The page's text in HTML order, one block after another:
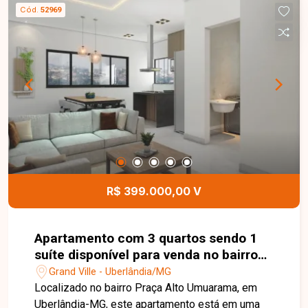
banheiro social, cozinha funcional e área de
serviço. Os ambientes são bem planejados e
proporcionam excelente aproveitamento dos
espaços, oferecendo conforto e praticidade para
o dia a dia. Esta é uma excelente oportunidade
para quem busca um apartamento moderno,
funcional e bem localizado no bairro Grand Ville.
Agende uma visita e venha conhecer todos os
detalhes deste imóvel.
Cód. 52969
R$ 399.000,00 V
Apartamento com 3 quartos sendo 1
suíte disponível para venda no bairro
Praça Alto Umuarama em Uberlândia-
MG
Grand Ville - Uberlândia/MG
Localizado no bairro Praça Alto Umuarama, em
Uberlândia-MG, este apartamento está em uma